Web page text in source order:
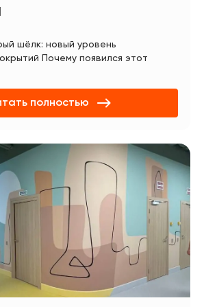
шёлк: новый уровень
Почему появился этот
полностью